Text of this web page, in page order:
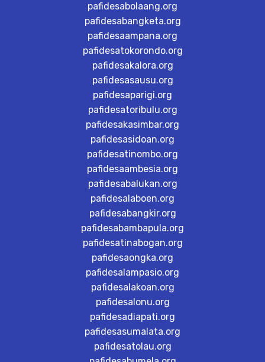
pafidesabolaang.org
pafidesabangketa.org
pafidesaampana.org
pafidesatokorondo.org
pafidesakalora.org
pafidesasausu.org
pafidesaparigi.org
pafidesatoribulu.org
pafidesakasimbar.org
pafidesasidoan.org
pafidesatinombo.org
pafidesaambesia.org
pafidesabalukan.org
pafidesalaboen.org
pafidesabangkir.org
pafidesabambapula.org
pafidesatinabogan.org
pafidesaongka.org
pafidesalampasio.org
pafidesalakoan.org
pafidesalonu.org
pafidesadiapati.org
pafidesasumalata.org
pafidesatolau.org